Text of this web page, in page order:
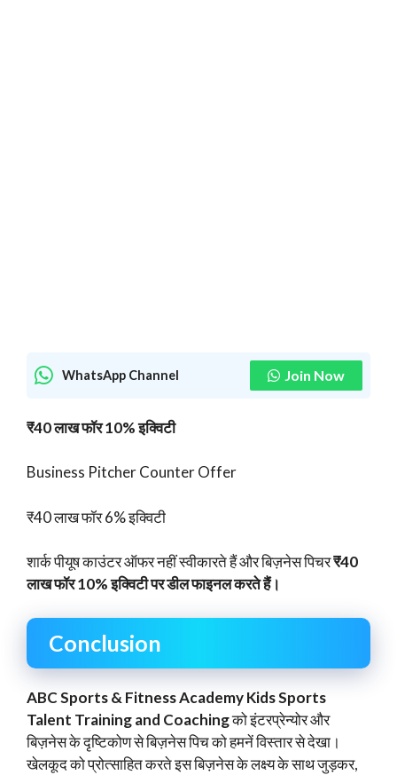
WhatsApp Channel Join Now
₹40 लाख फॉर 10% इक्विटी
Business Pitcher Counter Offer
₹40 लाख फॉर 6% इक्विटी
शार्क पीयूष काउंटर ऑफर नहीं स्वीकारते हैं और बिज़नेस पिचर₹40
लाख फॉर 10% इक्विटी पर डील फाइनल करते हैं।
Conclusion
ABC Sports & Fitness Academy Kids Sports
Talent Training and Coachingको इंटरप्रेन्योर और
बिज़नेस के दृष्टिकोण से बिज़नेस पिच को हमनें विस्तार से देखा।
खेलकूद को प्रोत्साहित करते इस बिज़नेस के लक्ष्य के साथ जुड़कर,